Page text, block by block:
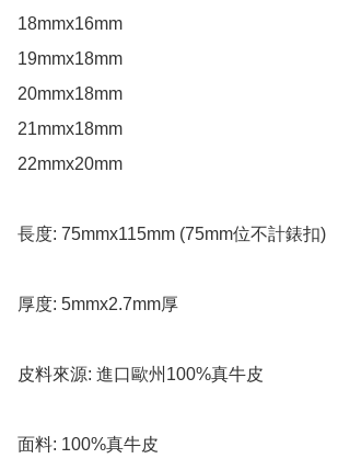
18mmx16mm
19mmx18mm
20mmx18mm
21mmx18mm
22mmx20mm
長度: 75mmx115mm (75mm位不計錶扣)
厚度: 5mmx2.7mm厚
皮料來源: 進口歐州100%真牛皮
面料: 100%真牛皮